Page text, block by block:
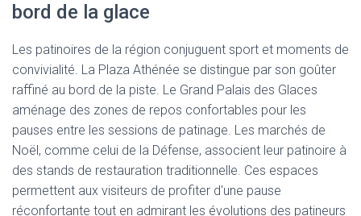
bord de la glace
Les patinoires de la région conjuguent sport et moments de
convivialité. La Plaza Athénée se distingue par son goûter
raffiné au bord de la piste. Le Grand Palais des Glaces
aménage des zones de repos confortables pour les
pauses entre les sessions de patinage. Les marchés de
Noël, comme celui de la Défense, associent leur patinoire à
des stands de restauration traditionnelle. Ces espaces
permettent aux visiteurs de profiter d'une pause
réconfortante tout en admirant les évolutions des patineurs